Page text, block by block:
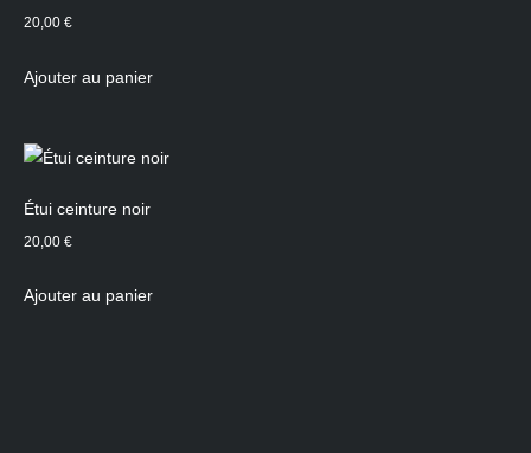
20,00 €
Ajouter au panier
Étui ceinture noir
20,00 €
Ajouter au panier